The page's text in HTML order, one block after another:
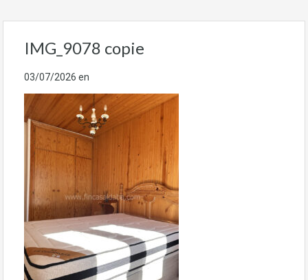
IMG_9078 copie
03/07/2026 en